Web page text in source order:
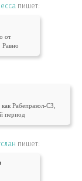
пишет:
от
Равно
Рабепразол-СЗ,
период
пишет: